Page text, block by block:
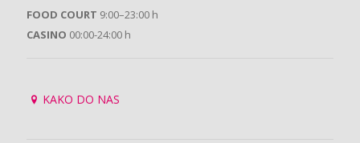
FOOD COURT 9:00–23:00 h
CASINO 00:00-24:00 h
KAKO DO NAS